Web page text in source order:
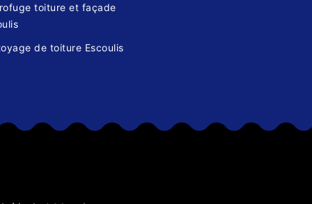
toiture et façade
de toiture Escoulis